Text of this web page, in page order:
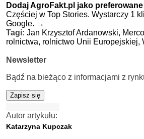
Dodaj AgroFakt.pl jako
Częściej w Top Stories. Wystarczy 1
Google. →
Tagi: Jan Krzysztof Ardanowski,
rolnictwa, rolnictwo Unii Europejskiej,
Newsletter
Bądź na bieżąco z informacjami z
Zapisz się
Autor artykułu:
Katarzyna Kupczak